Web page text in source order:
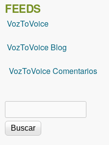
FEEDS
VozToVoice
VozToVoice Blog
VozToVoice Comentarios
Formulario de